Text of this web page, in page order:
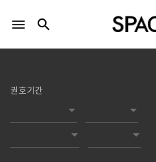
LOGIN
menu search
권호기간